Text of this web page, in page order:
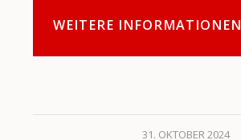
WEITERE INFORMATIONEN
31. OKTOBER 2024